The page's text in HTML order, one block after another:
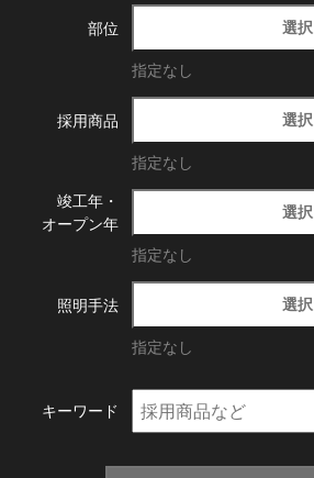
部位 選択
指定なし
採用商品 選択
指定なし
竣工年・
オープン年
選択
指定なし
照明手法 選択
指定なし
キーワード